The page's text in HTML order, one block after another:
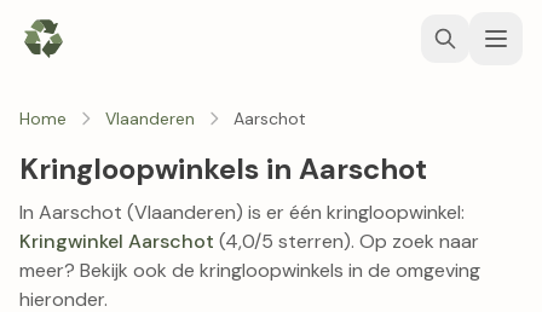
Home Vlaanderen Aarschot
Kringloopwinkels in Aarschot
In Aarschot (Vlaanderen) is er één kringloopwinkel:
Kringwinkel Aarschot (4,0/5 sterren). Op zoek naar
meer? Bekijk ook de kringloopwinkels in de omgeving
hieronder.